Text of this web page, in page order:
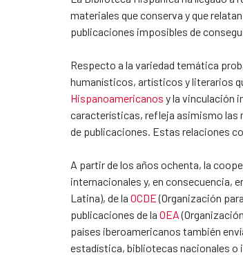
materiales que conserva y que
publicaciones imposibles de
Respecto a la variedad temática
humanísticos, artísticos y literarios
Hispanoamericanos y la vinculación
características, refleja asimismo las
de publicaciones. Estas relaciones
A partir de los años ochenta, la
internacionales y, en consecuencia,
Latina), de la OCDE(Organización
publicaciones de la OEA
países iberoamericanos también
estadística, bibliotecas nacionales o